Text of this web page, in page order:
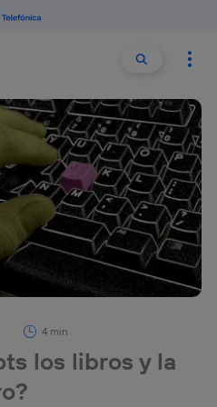
Buscar
4 min
los libros y la